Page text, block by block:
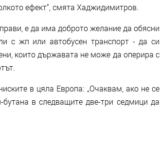
ефект“, смята Хаджидимитров.
е да има доброто желание да обясни
с жп или автобусен транспорт - да си
които държавата не може да оперира с
в цяла Европа: „Очаквам, ако не се
в следващите две-три седмици да